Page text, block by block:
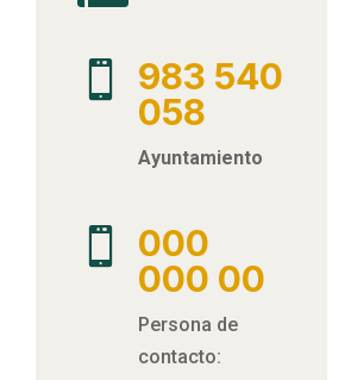

983 540
058
Ayuntamiento

000
000 00
Persona de
contacto: